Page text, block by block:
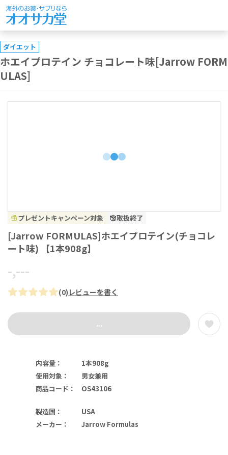
ダイエット
ホエイプロテイン チョコレート味[Jarrow FORM
ULAS]
プレゼントキャンペーン対象 取扱終了
[Jarrow FORMULAS]ホエイプロテイン(チョコレ
ート味) 【1本908g】
-,---
(0) レビューを書く
...
内容量 ：
1本908g
使用対象 ：
男女兼用
商品コード ： OS43106
製造国 ：
USA
メーカー ： Jarrow Formulas